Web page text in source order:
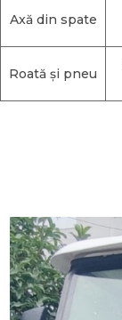
Axă din spate
Roată și pneu